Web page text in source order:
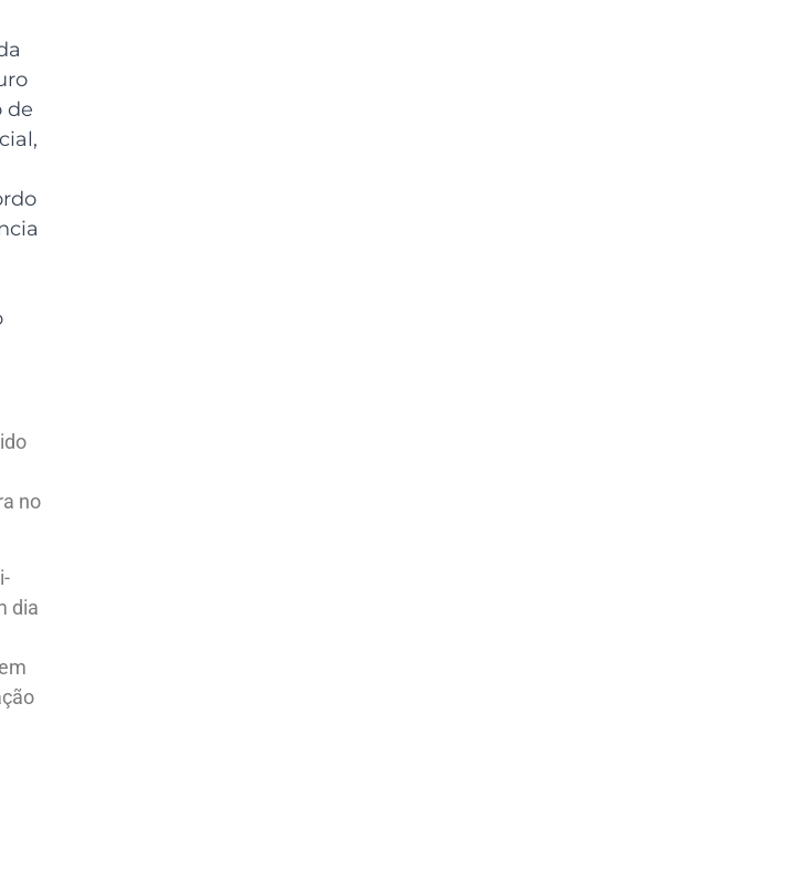
de
no
dia